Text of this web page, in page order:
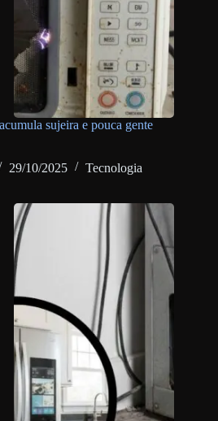
sujeira e pouca gente
29/10/2025 Tecnologia